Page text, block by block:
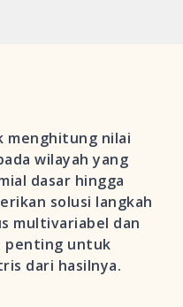
menghitung nilai
wilayah yang
dasar hingga
solusi langkah
multivariabel dan
penting untuk
dari hasilnya.